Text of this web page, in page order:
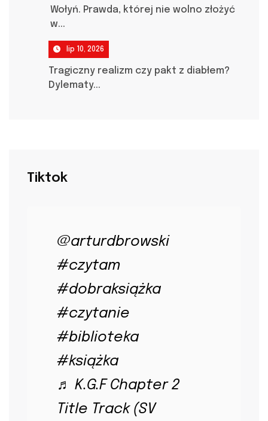
Wołyń. Prawda, której nie wolno złożyć
w...
lip 10, 2026
Tragiczny realizm czy pakt z diabłem?
Dylematy...
Tiktok
@arturdbrowski
#czytam
#dobraksiążka
#czytanie
#biblioteka
#książka
♬ K.G.F Chapter 2
Title Track (SV